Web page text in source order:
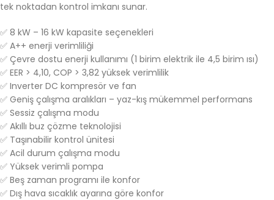
tek noktadan kontrol imkanı sunar.
✅ 8 kW – 16 kW kapasite seçenekleri
✅ A++ enerji verimliliği
✅ Çevre dostu enerji kullanımı (1 birim elektrik ile 4,5 birim ısı)
✅ EER > 4,10, COP > 3,82 yüksek verimlilik
✅ Inverter DC kompresör ve fan
✅ Geniş çalışma aralıkları – yaz-kış mükemmel performans
✅ Sessiz çalışma modu
✅ Akıllı buz çözme teknolojisi
✅ Taşınabilir kontrol ünitesi
✅ Acil durum çalışma modu
✅ Yüksek verimli pompa
✅ Beş zaman programı ile konfor
✅ Dış hava sıcaklık ayarına göre konfor